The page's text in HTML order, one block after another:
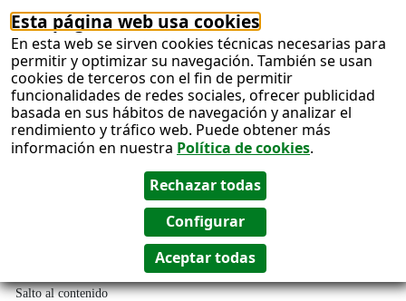
Esta página web usa cookies
En esta web se sirven cookies técnicas necesarias para
permitir y optimizar su navegación. También se usan
cookies de terceros con el fin de permitir
funcionalidades de redes sociales, ofrecer publicidad
basada en sus hábitos de navegación y analizar el
rendimiento y tráfico web. Puede obtener más
información en nuestra Política de cookies.
Salto al contenido